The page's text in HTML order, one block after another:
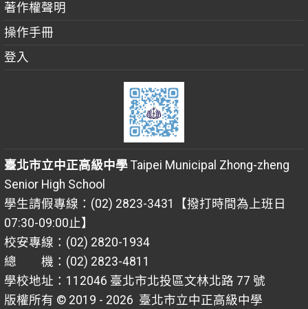
著作權聲明
操作手冊
登入
臺北市立中正高級中學Taipei Municipal Zhong-zheng
Senior High School
學生請假專線：(02) 2823-3431【撥打時間為上班日
07:30-09:00止】
校安專線：(02) 2820-1934
總 機：(02) 2823-4811
學校地址：112046 臺北市北投區文林北路 77 號
版權所有 © 2019 - 2026 臺北市立中正高級中學